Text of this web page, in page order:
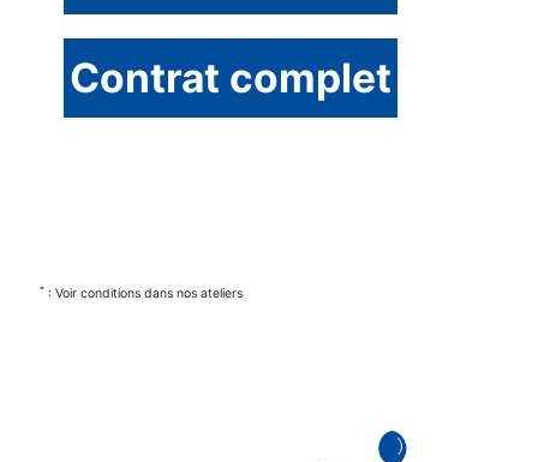
Contrat complet
*: Voir conditions dans nos ateliers